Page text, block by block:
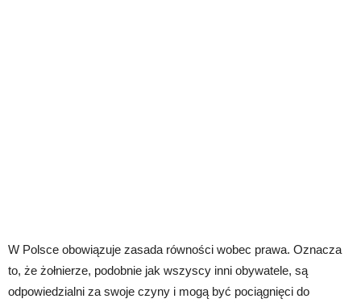
W Polsce obowiązuje zasada równości wobec prawa. Oznacza
to, że żołnierze, podobnie jak wszyscy inni obywatele, są
odpowiedzialni za swoje czyny i mogą być pociągnięci do